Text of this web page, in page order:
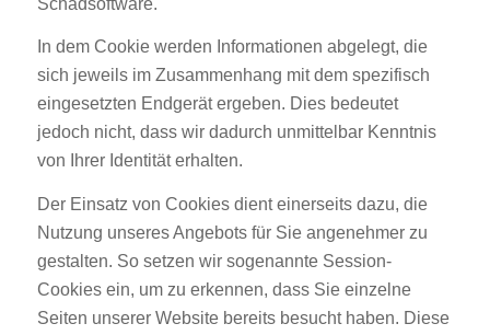
In dem Cookie werden Informationen abgelegt, die
sich jeweils im Zusammenhang mit dem spezifisch
eingesetzten Endgerät ergeben. Dies bedeutet
jedoch nicht, dass wir dadurch unmittelbar Kenntnis
von Ihrer Identität erhalten.
Der Einsatz von Cookies dient einerseits dazu, die
Nutzung unseres Angebots für Sie angenehmer zu
gestalten. So setzen wir sogenannte Session-
Cookies ein, um zu erkennen, dass Sie einzelne
Seiten unserer Website bereits besucht haben. Diese